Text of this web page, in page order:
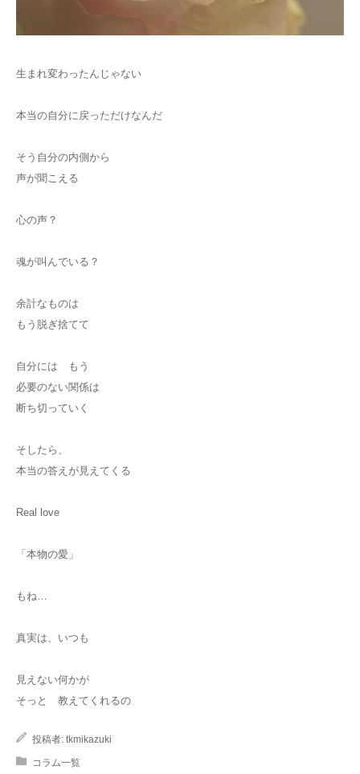
生まれ変わったんじゃない
本当の自分に戻っただけなんだ
そう自分の内側から
声が聞こえる
心の声？
魂が叫んでいる？
余計なものは
もう脱ぎ捨てて
自分には もう
必要のない関係は
断ち切っていく
そしたら、
本当の答えが見えてくる
Real love
「本物の愛」
もね…
真実は、いつも
見えない何かが
そっと 教えてくれるの
投稿者: tkmikazuki
コラム一覧